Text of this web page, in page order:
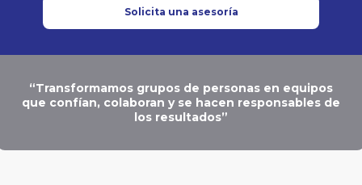
Solicita una asesoría
“Transformamos grupos de personas en equipos
que confían, colaboran y se hacen responsables de
los resultados”